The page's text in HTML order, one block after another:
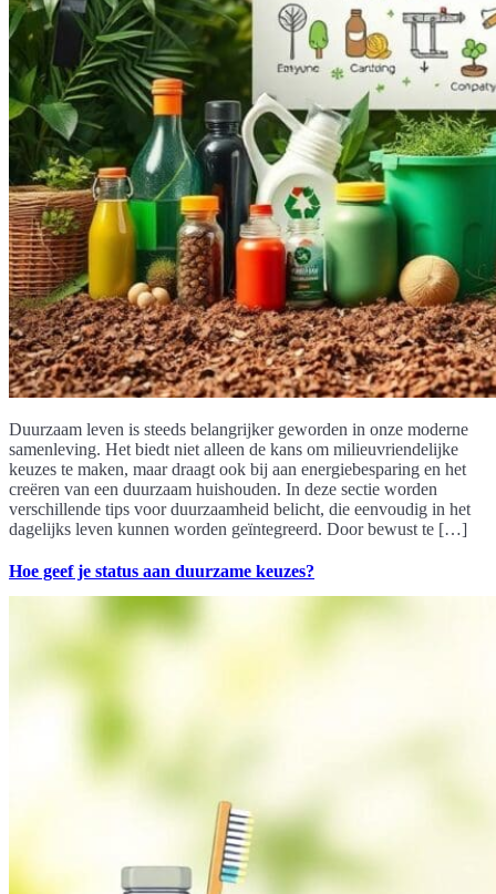
Duurzaam leven is steeds belangrijker geworden in onze moderne
samenleving. Het biedt niet alleen de kans om milieuvriendelijke
keuzes te maken, maar draagt ook bij aan energiebesparing en het
creëren van een duurzaam huishouden. In deze sectie worden
verschillende tips voor duurzaamheid belicht, die eenvoudig in het
dagelijks leven kunnen worden geïntegreerd. Door bewust te […]
Hoe geef je status aan duurzame keuzes?